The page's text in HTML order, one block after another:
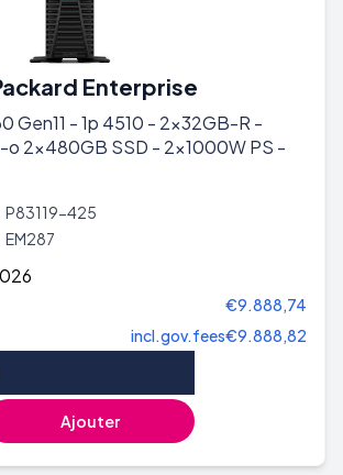
Enterprise
Gen11 - 1p 4510 - 2x32GB-R -
o 2x480GB SSD - 2x1000W PS -
P83119-425
EM287
€9.888,74
incl.gov.fees€9.888,82
Ajouter